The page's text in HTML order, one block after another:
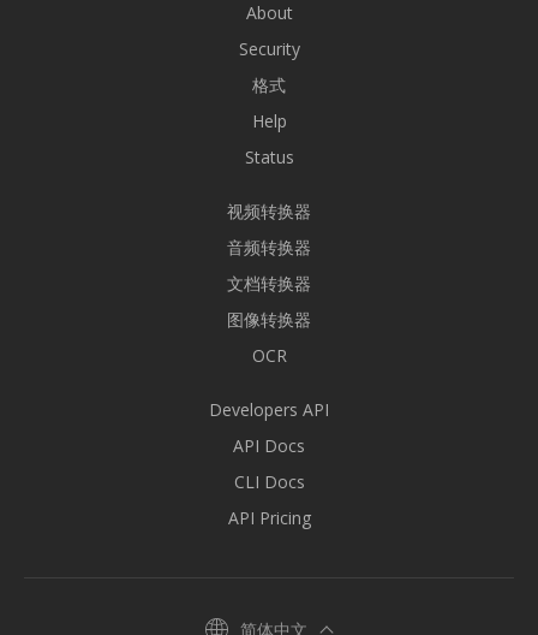
About
Security
格式
Help
Status
视频转换器
音频转换器
文档转换器
图像转换器
OCR
Developers API
API Docs
CLI Docs
API Pricing
简体中文